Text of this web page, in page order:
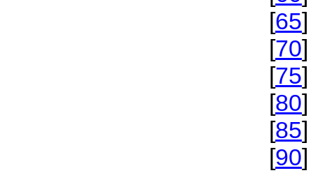
[65]
[70]
[75]
[80]
[85]
[90]